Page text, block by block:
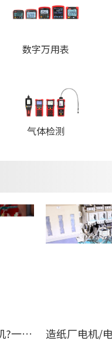
数字万用表
气体检测
车间设备频繁烧损、无故停机?一台UT285C搞定电能质量隐患